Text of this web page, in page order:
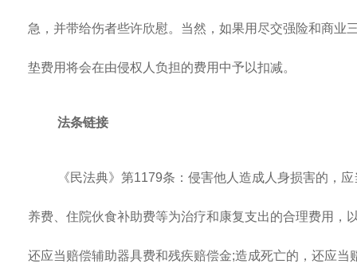
急，并带给伤者些许欣慰。当然，如果用尽交强险和商业
垫费用将会在由侵权人负担的费用中予以扣减。
法条链接
《民法典》第1179条：侵害他人造成人身损害的，
养费、住院伙食补助费等为治疗和康复支出的合理费用，
还应当赔偿辅助器具费和残疾赔偿金;造成死亡的，还应当